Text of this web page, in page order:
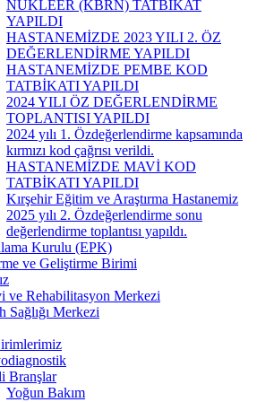
NÜKLEER (KBRN) TATBİKAT
YAPILDI
HASTANEMİZDE 2023 YILI 2. ÖZ
DEĞERLENDİRME YAPILDI
HASTANEMİZDE PEMBE KOD
TATBİKATI YAPILDI
2024 YILI ÖZ DEĞERLENDİRME
TOPLANTISI YAPILDI
2024 yılı 1. Özdeğerlendirme kapsamında
kırmızı kod çağrısı verildi.
HASTANEMİZDE MAVİ KOD
TATBİKATI YAPILDI
Kırşehir Eğitim ve Araştırma Hastanemiz
2025 yılı 2. Özdeğerlendirme sonu
değerlendirme toplantısı yapıldı.
Kurulu (EPK)
ve Geliştirme Birimi
ve Rehabilitasyon Merkezi
Sağlığı Merkezi
Branşlar
Yoğun Bakım